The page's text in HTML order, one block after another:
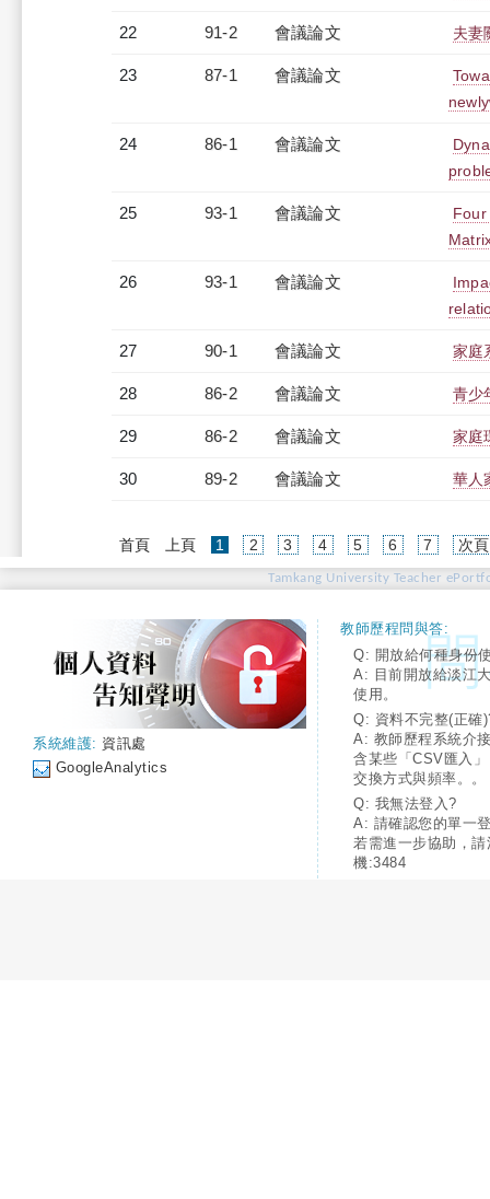
22 91-2 會議論文 夫妻
23 87-1 會議論文
24 86-1 會議論文
25 93-1 會議論文
26 93-1 會議論文
27 90-1 會議論文 家庭
28 86-2 會議論文 青少
29 86-2 會議論文 家庭
30 89-2 會議論文 華人
首頁 上頁 1 (current)
2 3 4 5 6 7 次頁
Tamkang University Teacher
系統維護: 資訊處
GoogleAnalytics
教師歷程問與答:
Q: 開放給何種身份
A: 目前開放給淡江
使用。
Q: 資料不完整(正確
A: 教師歷程系統介
含某些「CSV匯入
交換方式與頻率。。
Q: 我無法登入?
A: 請確認您的單一
若需進一步協助，
機:3484